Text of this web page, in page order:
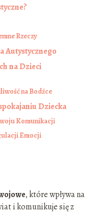
Rzeczy
Autystycznego
na Dzieci
na Bodźce
Dziecka
Komunikacji
Emocji
, które wpływa na
i komunikuje się z